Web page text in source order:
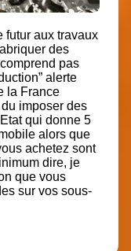
futur aux travaux
des
pas
alerte
la France
du imposer des
qui donne 5
alors que
achetez sont
dire, je
que vous
sur vos sous-